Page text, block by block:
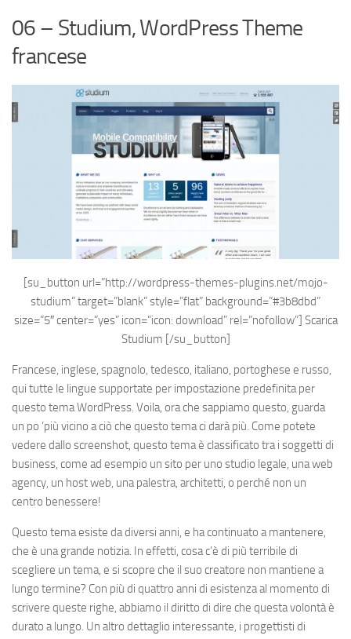
06 – Studium, WordPress Theme
francese
[su_button url=”http://wordpress-themes-plugins.net/mojo-
studium” target=”blank” style=”flat” background=”#3b8dbd”
size=”5″ center=”yes” icon=”icon: download” rel=”nofollow”] Scarica
Studium [/su_button]
Francese, inglese, spagnolo, tedesco, italiano, portoghese e russo,
qui tutte le lingue supportate per impostazione predefinita per
questo tema WordPress. Voila, ora che sappiamo questo, guarda
un po ‘più vicino a ciò che questo tema ci darà più. Come potete
vedere dallo screenshot, questo tema è classificato tra i soggetti di
business, come ad esempio un sito per uno studio legale, una web
agency, un host web, una palestra, architetti, o perché non un
centro benessere!
Questo tema esiste da diversi anni, e ha continuato a mantenere,
che è una grande notizia. In effetti, cosa c’è di più terribile di
scegliere un tema, e si scopre che il suo creatore non mantiene a
lungo termine? Con più di quattro anni di esistenza al momento di
scrivere queste righe, abbiamo il diritto di dire che questa volontà è
durato a lungo. Un altro dettaglio interessante, i progettisti di